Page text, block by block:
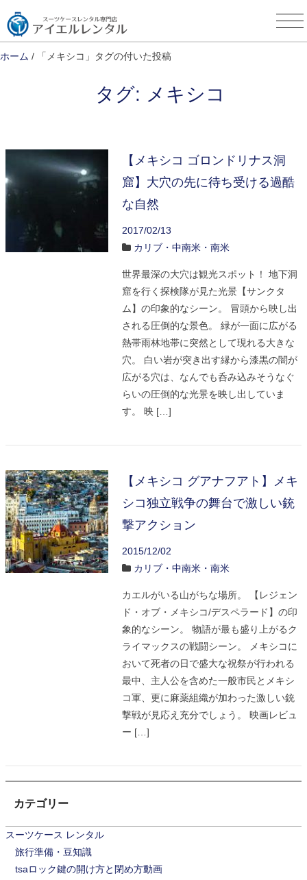
to
content
ホーム / 「メキシコ」タグの付いた投稿
タグ: メキシコ
【メキシコ ゴロンドリナス洞
窟】大穴の先に待ち受ける過酷
な自然
2017/02/13
カリブ・中南米・南米
世界最深の大穴は観光スポット！ 地下洞
窟を行く探検隊が見た光景【サンクタ
ム】の印象的なシーン。 冒頭から映し出
される圧倒的な景色。 緑が一面に広がる
熱帯雨林地帯に突然として現れる大きな
穴。 白い岩が突き出す縁から漆黒の闇が
広がる穴は、なんでも呑み込みそうなぐ
らいの圧倒的な光景を映し出していま
す。 映 […]
【メキシコ グアナフアト】メキ
シコ独立戦争の舞台で激しい銃
撃アクション
2015/12/02
カリブ・中南米・南米
カエルがいる山がちな場所。 【レジェン
ド・オブ・メキシコ/デスペラード】の印
象的なシーン。 物語が最も盛り上がるク
ライマックスの戦闘シーン。 メキシコに
おいて死者の日で盛大な祝祭が行われる
最中、主人公を含めた一般市民とメキシ
コ軍、更に麻薬組織が加わった激しい銃
撃戦が見応え充分でしょう。 映画レビュ
ー […]
カテゴリー
スーツケース レンタル
旅行準備・豆知識
tsaロック鍵の開け方と閉め方動画